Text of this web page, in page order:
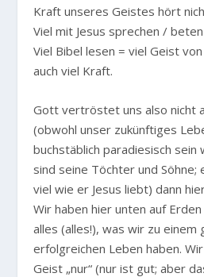
Kraft unseres Geistes hört
Viel mit Jesus sprechen /
Viel Bibel lesen = viel Geist
auch viel Kraft.
Gott vertröstet uns also nicht
(obwohl unser zukünftiges
buchstäblich paradiesisch sein
sind seine Töchter und Söhne;
viel wie er Jesus liebt) dann
Wir haben hier unten auf
alles (alles!), was wir zu einem
erfolgreichen Leben haben.
Geist „nur“ (nur ist gut; aber